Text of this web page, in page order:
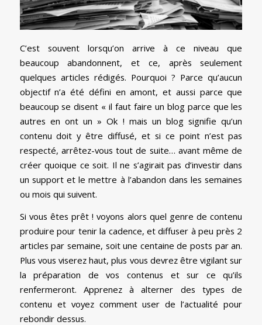
C’est souvent lorsqu’on arrive à ce niveau que
beaucoup abandonnent, et ce, après seulement
quelques articles rédigés. Pourquoi ? Parce qu’aucun
objectif n’a été défini en amont, et aussi parce que
beaucoup se disent « il faut faire un blog parce que les
autres en ont un » Ok ! mais un blog signifie qu’un
contenu doit y être diffusé, et si ce point n’est pas
respecté, arrêtez-vous tout de suite… avant même de
créer quoique ce soit. Il ne s’agirait pas d’investir dans
un support et le mettre à l’abandon dans les semaines
ou mois qui suivent.
Si vous êtes prêt ! voyons alors quel genre de contenu
produire pour tenir la cadence, et diffuser à peu près 2
articles par semaine, soit une centaine de posts par an.
Plus vous viserez haut, plus vous devrez être vigilant sur
la préparation de vos contenus et sur ce qu’ils
renfermeront. Apprenez à alterner des types de
contenu et voyez comment user de l’actualité pour
rebondir dessus.